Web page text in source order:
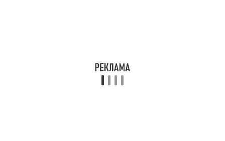
Трюки на поверхности